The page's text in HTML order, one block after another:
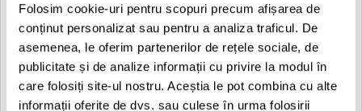
Folosim cookie-uri pentru scopuri precum afișarea de
conținut personalizat sau pentru a analiza traficul. De
asemenea, le oferim partenerilor de rețele sociale, de
publicitate și de analize informații cu privire la modul în
care folosiți site-ul nostru. Aceștia le pot combina cu alte
informații oferite de dvs. sau culese în urma folosirii
- Sensibilitate: -71dB +/-3dB (0dB=1V/Pa @ 1KHz)
- Raspuns in frecvente: 50Hz - 16KHz
- OImpedanta iesire: 600Ohm +/-30%
Sistem - functii principale:
- Tip transmisie: UHF
- Latime de banda: 630 - 680MHz